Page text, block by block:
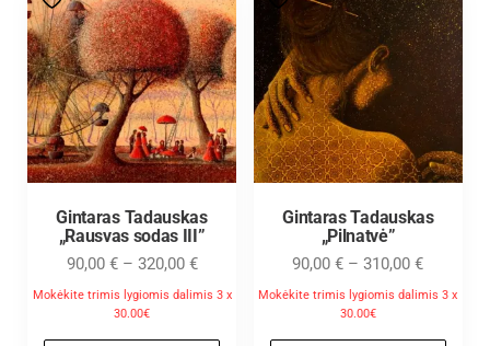
Gintaras Tadauskas
„Rausvas sodas III”
90,00 € – 320,00 €
Mokėkite trimis lygiomis dalimis 3 x
30.00€
Gintaras Tadauskas
„Pilnatvė”
90,00€ – 310,00€
Mokėkite trimis lygiomis dalimis 3 x
30.00€